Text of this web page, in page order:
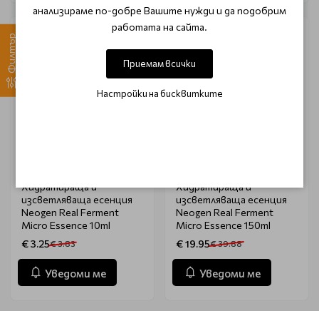
Филтър
Хидратираща и
изсветляваща есенция
Neogen Real Ferment
Micro Essence 10ml
€ 3.25€ 3.83
Уведоми ме
-50%
Хидратираща и
изсветляваща есенция
Neogen Real Ferment
Micro Essence 150ml
€ 19.95€ 39.88
Уведоми ме
анализираме по-добре Вашите нужди и да подобрим
работата на сайта.
Приемам всички
Настройки на бисквитките